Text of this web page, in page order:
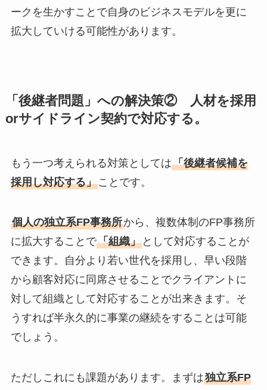
ークを生かすことで自身のビジネスモデルを更に
拡大していける可能性があります。
「後継者問題」への解決策② 人材を採用
orサイドライン契約で対応する。
もう一つ考えられる対策としては「後継者候補を
採用し対応する」ことです。
個人の独立系FP事務所から、複数体制のFP事務所
に拡大することで「組織」として対応することが
できます。自分より若い世代を採用し、早い段階
から顧客対応に同席させることでクライアントに
対して組織として対応することが出来きます。そ
うすれば半永久的に事業の継続をすることは可能
でしょう。
ただしこれにも課題があります。まずは独立系FP